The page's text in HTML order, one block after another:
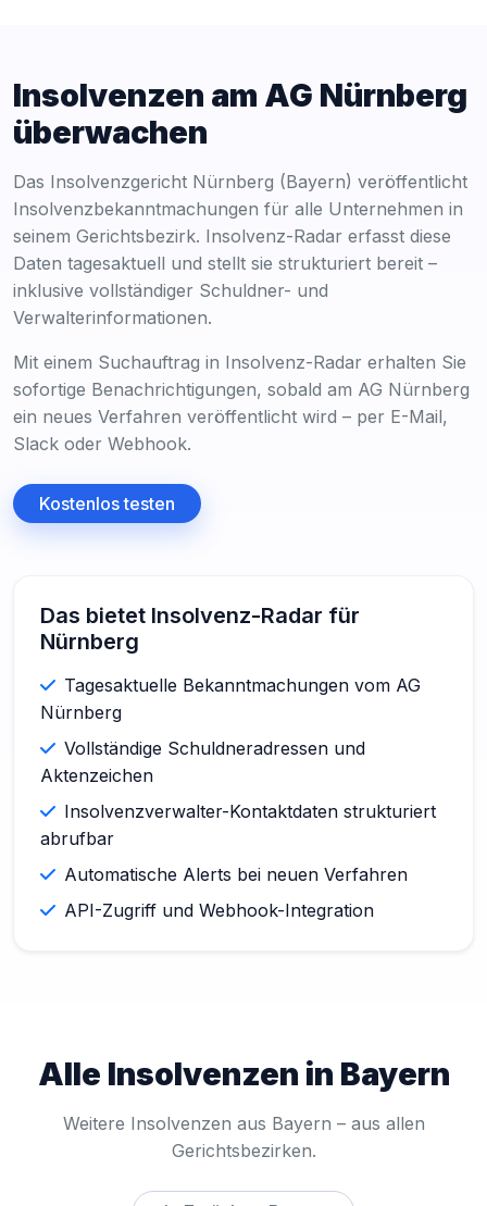
Insolvenzen am AG Nürnberg
überwachen
Das Insolvenzgericht Nürnberg (Bayern) veröffentlicht
Insolvenzbekanntmachungen für alle Unternehmen in
seinem Gerichtsbezirk. Insolvenz-Radar erfasst diese
Daten tagesaktuell und stellt sie strukturiert bereit –
inklusive vollständiger Schuldner- und
Verwalterinformationen.
Mit einem Suchauftrag in Insolvenz-Radar erhalten Sie
sofortige Benachrichtigungen, sobald am AG Nürnberg
ein neues Verfahren veröffentlicht wird – per E-Mail,
Slack oder Webhook.
Kostenlos testen
Das bietet Insolvenz-Radar für
Nürnberg
Tagesaktuelle Bekanntmachungen vom AG
Nürnberg
Vollständige Schuldneradressen und
Aktenzeichen
Insolvenzverwalter-Kontaktdaten strukturiert
abrufbar
Automatische Alerts bei neuen Verfahren
API-Zugriff und Webhook-Integration
Alle Insolvenzen in Bayern
Weitere Insolvenzen aus Bayern – aus allen
Gerichtsbezirken.